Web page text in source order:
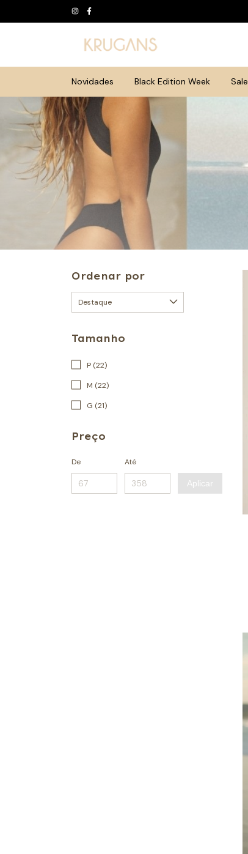
Novidades Black Edition Week Sale
Ordenar por
Tamanho
P (22)
M (22)
G (21)
Preço
De Até
Aplicar